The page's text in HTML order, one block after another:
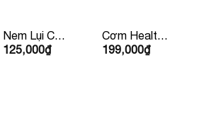
Nem Lụi Chín
Kèm Rau
125,000₫
Cơm Healthy
Sườn Bò Mỹ
199,000₫